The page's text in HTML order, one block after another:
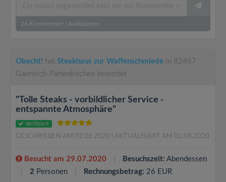
24 Kommentare Ausklappen
Obacht! hat Steakhaus zur Waffenschmiede in 82467
Garmisch-Partenkirchen bewertet
"Tolle Steaks - vorbildlicher Service -
entspannte Atmosphäre"
Verifiziert
GESCHRIEBEN AM 02.08.2020 | AKTUALISIERT AM 02.08.2020
Besucht am 29.07.2020 Besuchszeit: Abendessen
2 Personen Rechnungsbetrag: 26 EUR